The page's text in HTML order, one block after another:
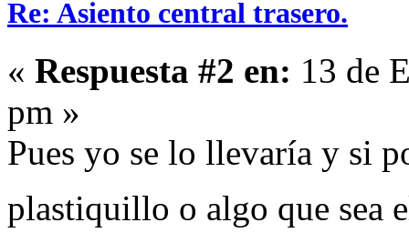
Re: Asiento central trasero.
« Respuesta #2 en: 13 de
pm »
Pues yo se lo llevaría y si
plastiquillo o algo que sea